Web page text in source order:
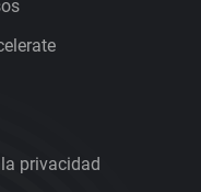
privacidad